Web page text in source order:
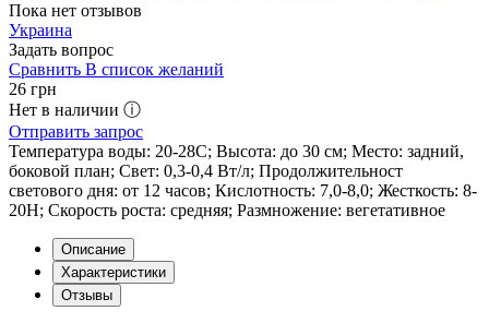
Пока нет отзывов
Украина
Задать вопрос
Сравнить В список желаний
26 грн
Нет в наличии ⓘ
Отправить запрос
Температура воды: 20-28С; Высота: до 30 см; Место: задний,
боковой план; Свет: 0,3-0,4 Вт/л; Продолжительност
светового дня: от 12 часов; Кислотность: 7,0-8,0; Жесткость: 8-
20Н; Скорость роста: средняя; Размножение: вегетативное
Описание
Характеристики
Отзывы